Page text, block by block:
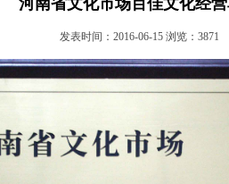
河南省文化市场百佳文化经
发表时间：2016-06-15 浏览：3871